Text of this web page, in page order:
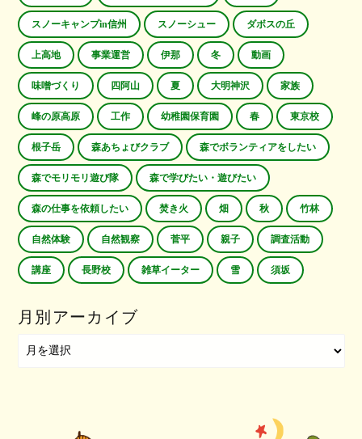
スノーキャンプin信州 スノーシュー ダボスの丘
上高地 事業運営 伊那 冬 動画
味噌づくり 四阿山 夏 大明神沢 家族
峰の原高原 工作 幼稚園保育園 春 東京校
根子岳 森あちょびクラブ 森でボランティアをしたい
森でモリモリ遊び隊 森で学びたい・遊びたい
森の仕事を依頼したい 焚き火 畑 秋 竹林
自然体験 自然観察 菅平 親子 調査活動
講座 長野校 雑草イーター 雪 須坂
月別アーカイブ